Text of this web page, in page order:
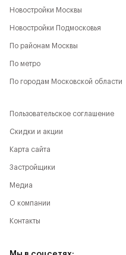
Новостройки Москвы
Новостройки Подмосковья
По районам Москвы
По метро
По городам Московской области
Пользовательское соглашение
Скидки и акции
Карта сайта
Застройщики
Медиа
О компании
Контакты